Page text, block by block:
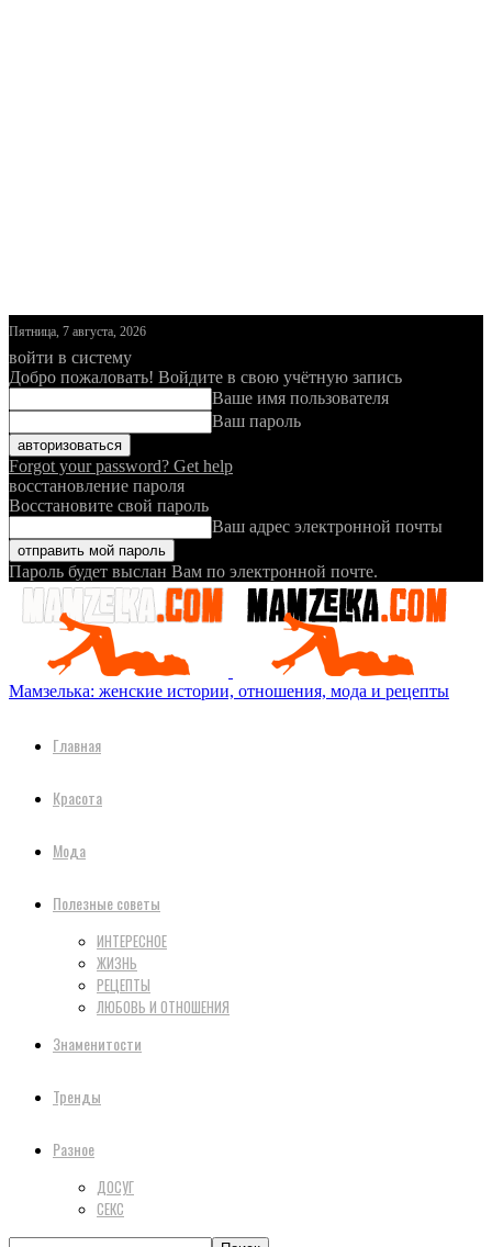
Пятница, 7 августа, 2026
войти в систему
Добро пожаловать! Войдите в свою учётную запись
Ваше имя пользователя
Ваш пароль
Forgot your password? Get help
восстановление пароля
Восстановите свой пароль
Ваш адрес электронной почты
Пароль будет выслан Вам по электронной почте.
Мамзелька: женские истории, отношения, мода и рецепты
Главная
Красота
Мода
Полезные советы
ИНТЕРЕСНОЕ
ЖИЗНЬ
РЕЦЕПТЫ
ЛЮБОВЬ И ОТНОШЕНИЯ
Знаменитости
Тренды
Разное
ДОСУГ
СЕКС